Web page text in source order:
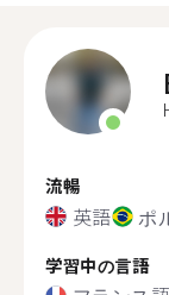
流暢
英語 ポ
学習中の言語